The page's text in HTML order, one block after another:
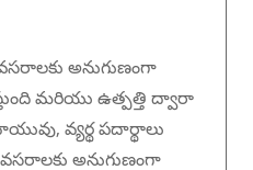
అనుగుణంగా
మరియు ఉత్పత్తి ద్వారా
వ్యర్థ పదార్థాలు
అనుగుణంగా